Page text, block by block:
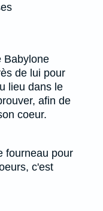
Babylone
de lui pour
lieu dans le
afin de
coeur.
fourneau pour
c'est